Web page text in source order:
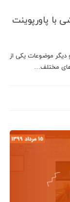
با پاورپوینت
موضوعات یکی از
های مختلف…